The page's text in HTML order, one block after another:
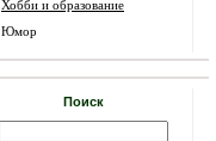
Хобби и образование
Юмор
Поиск